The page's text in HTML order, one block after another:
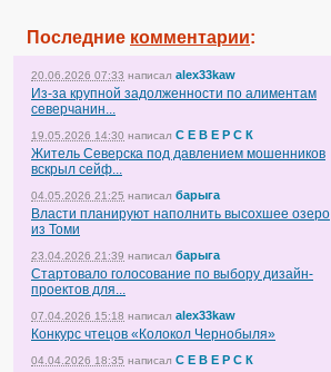
Последние комментарии:
20.06.2026 07:33 написал alex33kaw
Из-за крупной задолженности по алиментам
северчанин...
19.05.2026 14:30 написал С Е В Е Р С К
Житель Северска под давлением мошенников
вскрыл сейф...
04.05.2026 21:25 написал барыга
Власти планируют наполнить высохшее озеро
из Томи
23.04.2026 21:39 написал барыга
Стартовало голосование по выбору дизайн-
проектов для...
07.04.2026 15:18 написал alex33kaw
Конкурс чтецов «Колокол Чернобыля»
04.04.2026 18:35 написал С Е В Е Р С К